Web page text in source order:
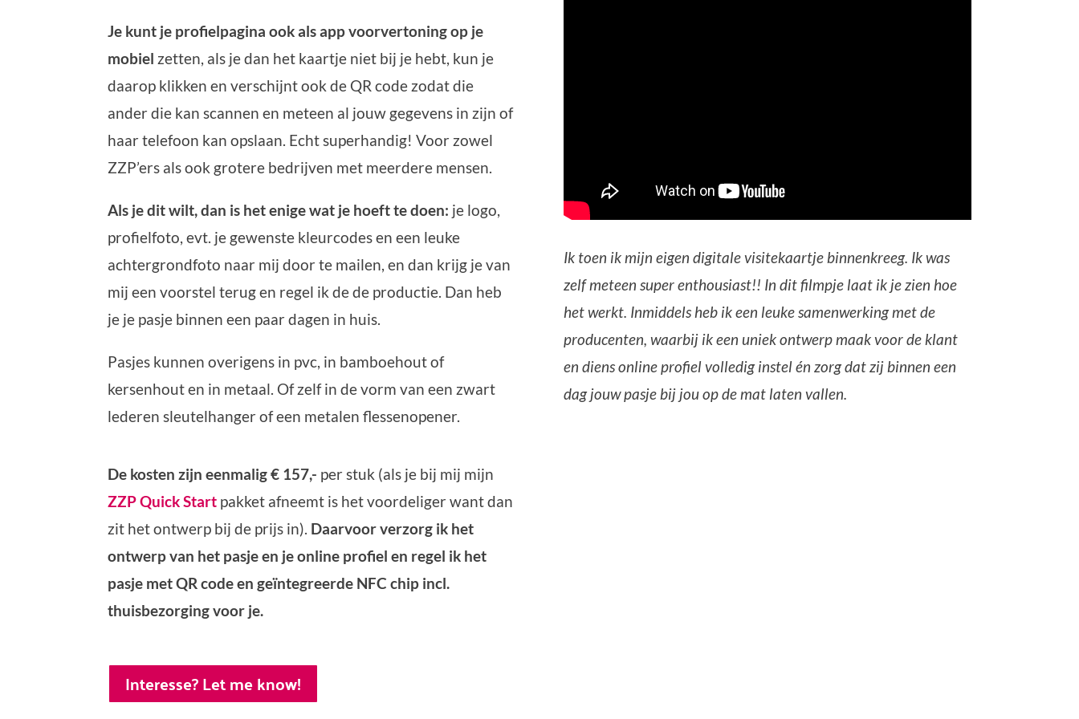
Je kunt je profielpagina ook als app voorvertoning op je
mobiel zetten, als je dan het kaartje niet bij je hebt, kun je
daarop klikken en verschijnt ook de QR code zodat die
ander die kan scannen en meteen al jouw gegevens in zijn of
haar telefoon kan opslaan. Echt superhandig! Voor zowel
ZZP’ers als ook grotere bedrijven met meerdere mensen.
Als je dit wilt, dan is het enige wat je hoeft te doen: je logo,
profielfoto, evt. je gewenste kleurcodes en een leuke
achtergrondfoto naar mij door te mailen, en dan krijg je van
mij een voorstel terug en regel ik de de productie. Dan heb
je je pasje binnen een paar dagen in huis.
Pasjes kunnen overigens in pvc, in bamboehout of
kersenhout en in metaal. Of zelf in de vorm van een zwart
lederen sleutelhanger of een metalen flessenopener.
De kosten zijn eenmalig € 157,- per stuk (als je bij mij mijn
ZZP Quick Start pakket afneemt is het voordeliger want dan
zit het ontwerp bij de prijs in). Daarvoor verzorg ik het
ontwerp van het pasje en je online profiel en regel ik het
pasje met QR code en geïntegreerde NFC chip incl.
thuisbezorging voor je.
Interesse? Let me know!
Ik toen ik mijn eigen digitale visitekaartje binnenkreeg. Ik was
zelf meteen super enthousiast!! In dit filmpje laat ik je zien hoe
het werkt. Inmiddels heb ik een leuke samenwerking met de
producenten, waarbij ik een uniek ontwerp maak voor de klant
en diens online profiel volledig instel én zorg dat zij binnen een
dag jouw pasje bij jou op de mat laten vallen.